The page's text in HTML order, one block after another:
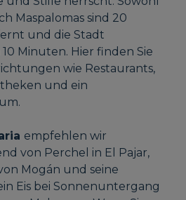
Maspalomas sind 20
und die Stadt
Minuten. Hier finden Sie
wie Restaurants,
und ein
empfehlen wir
von Perchel in El Pajar,
Mogán und seine
Eis bei Sonnenuntergang